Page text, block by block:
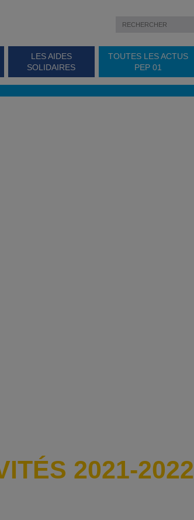
LES AIDES
SOLIDAIRES
TOUTES LES ACTUS
PEP 01
2021-2022